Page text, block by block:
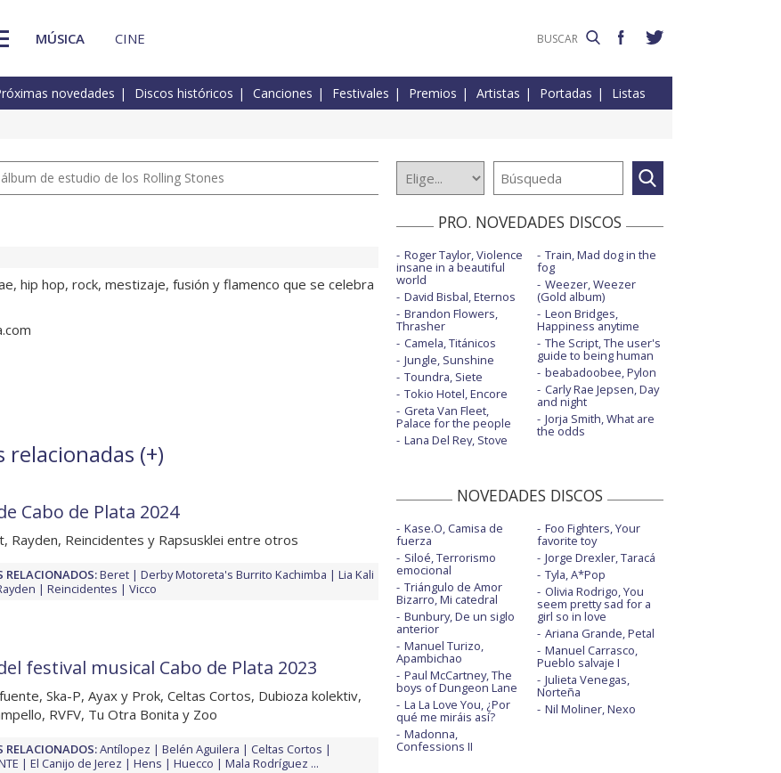
MÚSICA CINE
novedades Discos históricos Canciones Festivales Premios Artistas Portadas Listas
de estudio de los Rolling Stones
hip hop, rock, mestizaje, fusión y flamenco que se celebra
relacionadas (+)
Cabo de Plata 2024
Rayden, Reincidentes y Rapsusklei entre otros
RELACIONADOS:Beret Derby Motoreta's Burrito Kachimba
Lia Kali
Reincidentes Vicco
festival musical Cabo de Plata 2023
Ska-P, Ayax y Prok, Celtas Cortos, Dubioza kolektiv,
RVFV, Tu Otra Bonita y Zoo
RELACIONADOS:Antílopez Belén Aguilera
Celtas Cortos
El Canijo de Jerez Hens Huecco Mala Rodríguez ...
PRO. NOVEDADES DISCOS
Roger Taylor, Violence
insane in a beautiful
world
David Bisbal, Eternos
Brandon Flowers,
Thrasher
Camela, Titánicos
Jungle, Sunshine
Toundra, Siete
Tokio Hotel, Encore
Greta Van Fleet,
Palace for the people
Lana Del Rey, Stove
Train, Mad dog in the
fog
Weezer, Weezer
(Gold album)
Leon Bridges,
Happiness anytime
The Script, The user's
guide to being human
beabadoobee, Pylon
Carly Rae Jepsen, Day
and night
Jorja Smith, What are
the odds
NOVEDADES DISCOS
Kase.O, Camisa de
fuerza
Siloé, Terrorismo
emocional
Triángulo de Amor
Bizarro, Mi catedral
Bunbury, De un siglo
anterior
Manuel Turizo,
Apambichao
Paul McCartney, The
boys of Dungeon Lane
La La Love You, ¿Por
qué me miráis así?
Madonna,
Confessions II
Foo Fighters, Your
favorite toy
Jorge Drexler, Taracá
Tyla, A*Pop
Olivia Rodrigo, You
seem pretty sad for a
girl so in love
Ariana Grande, Petal
Manuel Carrasco,
Pueblo salvaje I
Julieta Venegas,
Norteña
Nil Moliner, Nexo